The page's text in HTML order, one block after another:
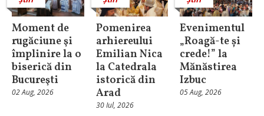
Moment de
rugăciune şi
împlinire la o
biserică din
Bucureşti
02 Aug, 2026
Pomenirea
arhiereului
Emilian Nica
la Catedrala
istorică din
Arad
30 Iul, 2026
Evenimentul
„Roagă-te și
crede!” la
Mănăstirea
Izbuc
05 Aug, 2026